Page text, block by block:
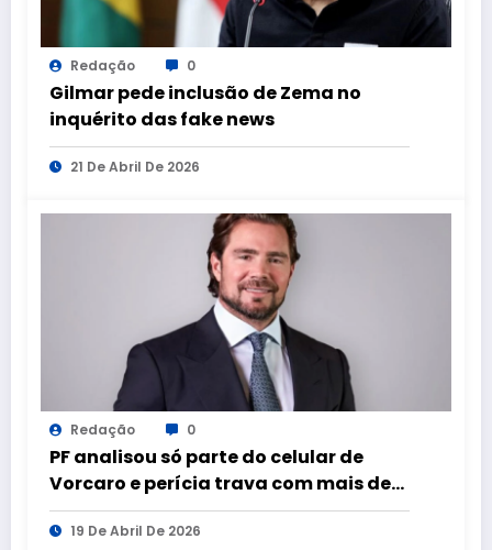
Redação 0
Gilmar pede inclusão de Zema no
inquérito das fake news
21 De Abril De 2026
Redação 0
PF analisou só parte do celular de
Vorcaro e perícia trava com mais de
100 aparelhos apreendidos
19 De Abril De 2026